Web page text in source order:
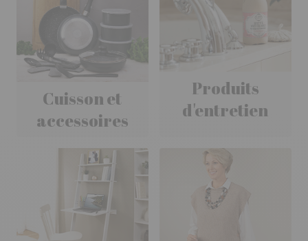
Cuisson et
accessoires
Produits
d'entretien